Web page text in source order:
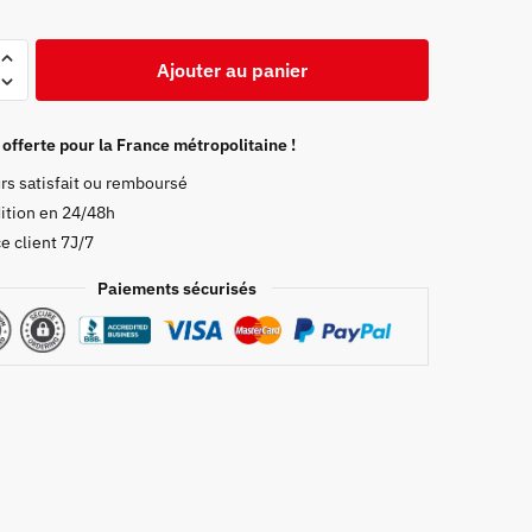
Ajouter au panier
pour la France métropolitaine !
satisfait ou remboursé
en 24/48h
client 7J/7
Paiements sécurisés